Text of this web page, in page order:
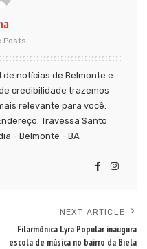
Posts
de notícias de Belmonte e
credibilidade trazemos
relevante para você.
Travessa Santo
- Belmonte - BA
NEXT ARTICLE
Filarmônica Lyra Popular inaugura
escola de música no bairro da Biela